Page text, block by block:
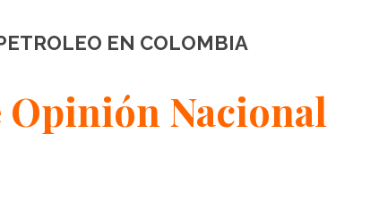
EN COLOMBIA
Opinión Nacional